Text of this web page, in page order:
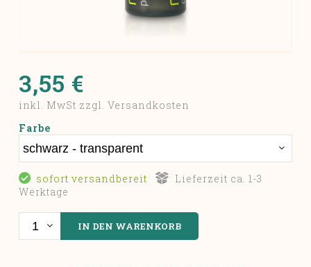
3,55 €
inkl. MwSt zzgl. Versandkosten
Farbe
sofort versandbereit
Lieferzeit ca. 1-3
Werktage